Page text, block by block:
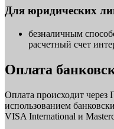
Для юридических
безналичным
расчетный счет
Оплата
Оплата происходит
использованием
VISA International и